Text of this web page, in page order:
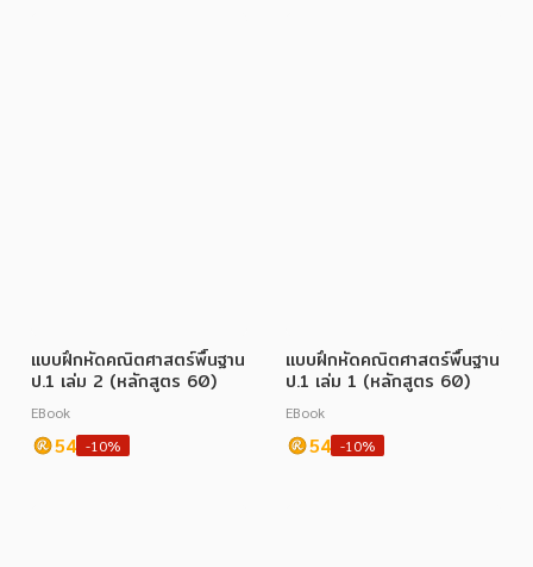
แบบฝึกหัดคณิตศาสตร์พื้นฐาน
ป.1 เล่ม 2 (หลักสูตร 60)
EBook
54 -10%
แบบฝึกหัดคณิตศาสตร์พื้นฐาน
ป.1 เล่ม 1 (หลักสูตร 60)
EBook
54 -10%